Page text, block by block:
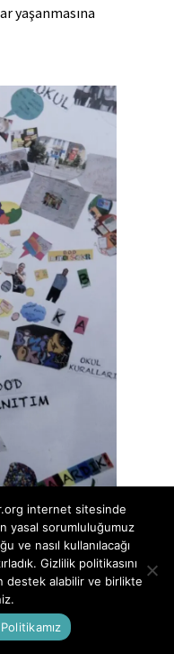
yaşanmasına
dair
deneyimleri;
projeyi
belgeselden
mekanizma,
internet sitesinde
yasal sorumluluğumuz
ve nasıl kullanılacağı
Gizlilik politikasını
destek alabilir ve birlikte